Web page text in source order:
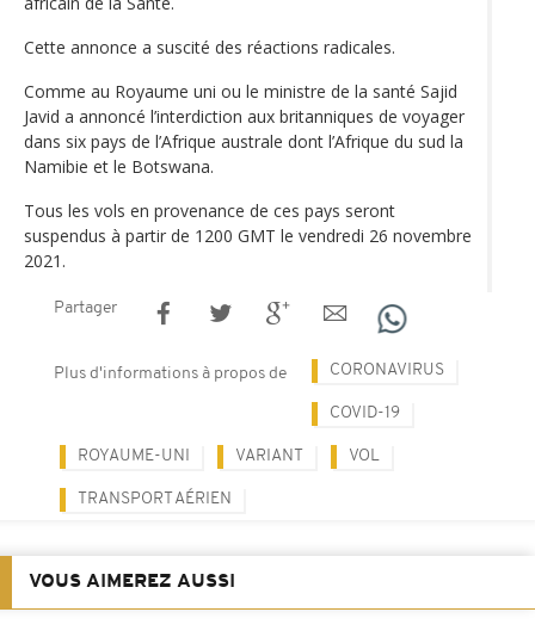
Cette annonce a suscité des réactions radicales.
Comme au Royaume uni ou le ministre de la santé Sajid
Javid a annoncé l’interdiction aux britanniques de voyager
dans six pays de l’Afrique australe dont l’Afrique du sud la
Namibie et le Botswana.
Tous les vols en provenance de ces pays seront
suspendus à partir de 1200 GMT le vendredi 26 novembre
2021.
Partager
Plus d'informations à propos de CORONAVIRUS
COVID-19
ROYAUME-UNI VARIANT VOL
TRANSPORT AÉRIEN
VOUS AIMEREZ AUSSI